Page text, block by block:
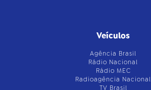
Veículos
Agência Brasil
Rádio Nacional
Rádio MEC
Radioagência Nacional
TV Brasil